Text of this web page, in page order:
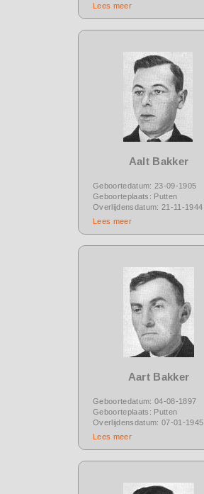
Lees meer
Aalt Bakker
Geboortedatum: 23-09-1905
Geboorteplaats: Putten
Overlijdensdatum: 21-11-1944
Lees meer
Aart Bakker
Geboortedatum: 04-08-1897
Geboorteplaats: Putten
Overlijdensdatum: 07-01-1945
Lees meer